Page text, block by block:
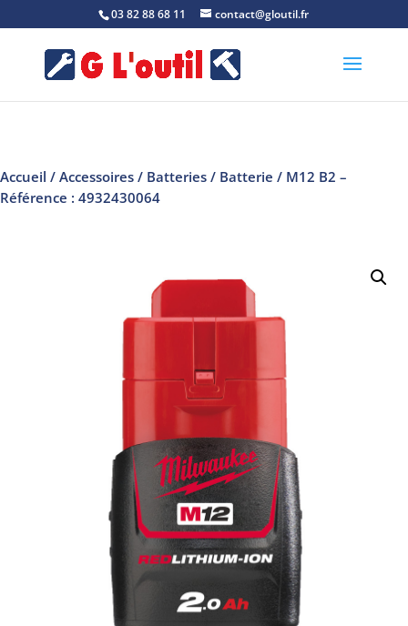
03 82 88 68 11 contact@gloutil.fr
Accueil /Accessoires/ Batteries/ Batterie / M12 B2 –
Référence : 4932430064